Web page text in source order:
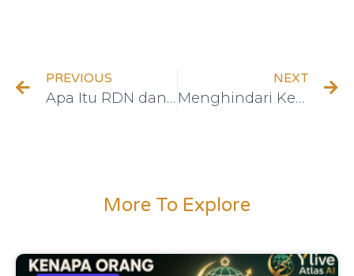
PREVIOUS
Apa Itu RDN dan Mengapa Penting untuk Investasi Syariah Anda?
NEXT
Menghindari Kesalahan Finansial: 5 Pelajaran dari Investor Gagal
More To Explore